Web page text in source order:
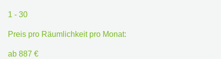
1 - 30
Preis pro Räumlichkeit pro Monat:
ab 887 €